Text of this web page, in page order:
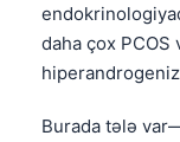
daha çox PCOS
Burada tələ